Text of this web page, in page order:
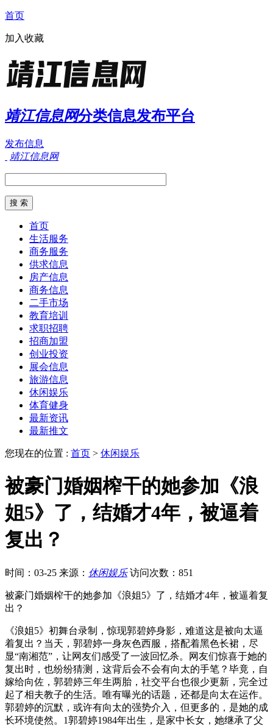
首页
加入收藏
靖江信息网分类信息发布平台
发布信息
靖江信息网
首页
生活服务
商务服务
供求信息
房产信息
商务信息
二手市场
教育培训
求职招聘
招商加盟
创业投资
展会信息
旅游信息
休闲娱乐
体育健身
最新资讯
最新推文
您现在的位置 : 首页 > 休闲娱乐
被豪门婚姻榨干的她参加《浪
姐5》了，结婚才4年，被逼着
复出？
时间：03-25 来源： 休闲娱乐 访问次数：851
被豪门婚姻榨干的她参加《浪姐5》了，结婚才4年，被逼着复
出？
《浪姐5》初舞台录制，惊现郭碧婷身影，难道这是被向太逼
着复出？当天，郭碧婷一身灰色西服，搭配着黑色长裙，尽
显“南湘范”，让网友们感受了一波回忆杀。网友们惊喜于她的
复出时，也纷纷猜测，这背后会不会有向太的手笔？毕竟，自
嫁给向佐，郭碧婷三年生两胎，社交平台也很少更新，完全过
起了相夫教子的生活。唯有曝光的话题，还都是向太在运作。
郭碧婷的沉默，或许有向太的强势介入，但更多的，是她的成
长环境使然。1郭碧婷1984年出生，是家中长女，她继承了父